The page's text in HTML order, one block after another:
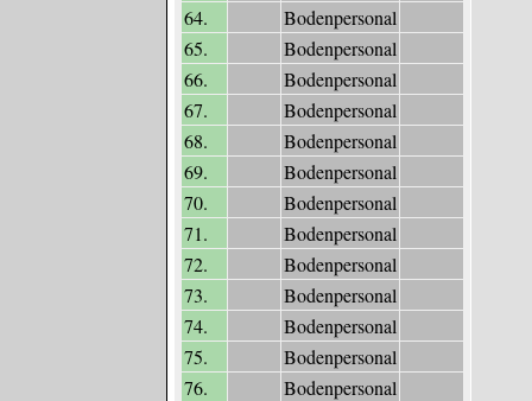
64.
Bodenpersonal
65.
Bodenpersonal
66.
Bodenpersonal
67.
Bodenpersonal
68.
Bodenpersonal
69.
Bodenpersonal
70.
Bodenpersonal
71.
Bodenpersonal
72.
Bodenpersonal
73.
Bodenpersonal
74.
Bodenpersonal
75.
Bodenpersonal
76.
Bodenpersonal